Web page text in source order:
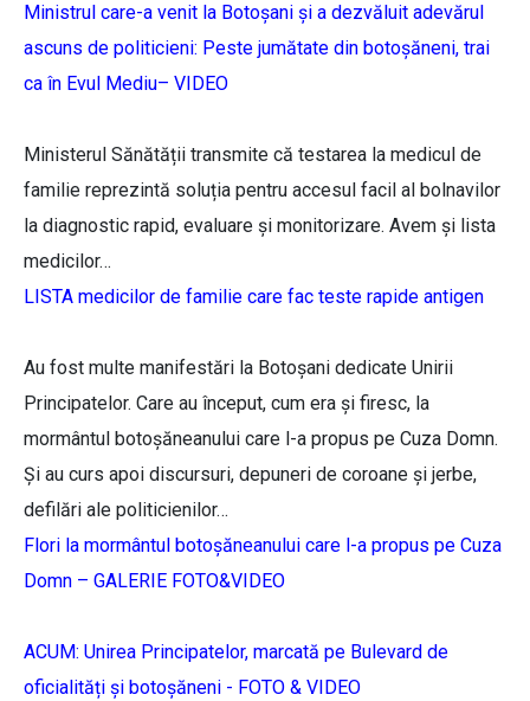
Ministrul care-a venit la Botoșani și a dezvăluit adevărul
ascuns de politicieni: Peste jumătate din botoșăneni, trai
ca în Evul Mediu– VIDEO
Ministerul Sănătății transmite că testarea la medicul de
familie reprezintă soluția pentru accesul facil al bolnavilor
la diagnostic rapid, evaluare și monitorizare. Avem și lista
medicilor…
LISTA medicilor de familie care fac teste rapide antigen
Au fost multe manifestări la Botoșani dedicate Unirii
Principatelor. Care au început, cum era și firesc, la
mormântul botoșăneanului care l-a propus pe Cuza Domn.
Și au curs apoi discursuri, depuneri de coroane și jerbe,
defilări ale politicienilor…
Flori la mormântul botoșăneanului care l-a propus pe Cuza
Domn – GALERIE FOTO&VIDEO
ACUM: Unirea Principatelor, marcată pe Bulevard de
oficialități și botoșăneni - FOTO & VIDEO